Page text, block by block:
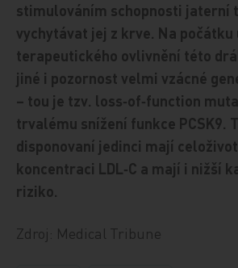
stimulováním schopnosti jaterní
vychytávat jej z krve. Na počátku
terapeutického ovlivnění této
jiné i pozornost velmi vzácné
– tou je tzv. loss‑of‑function
trvalému snížení funkce PCSK9.
disponovaní jedinci mají
koncentraci LDL‑C a mají i nižší
riziko.
Zdroj: Medical Tribune